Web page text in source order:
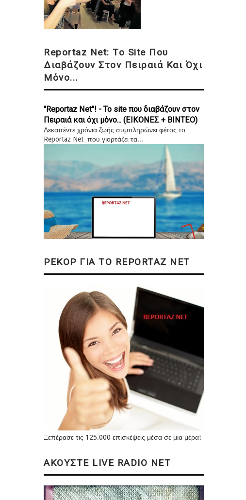
Reportaz Net: Το Site Που
Διαβάζουν Στον Πειραιά Και Όχι
Μόνο...
"Reportaz Net"! - Το site που διαβάζουν στον
Πειραιά και όχι μόνο... (ΕΙΚΟΝΕΣ + ΒΙΝΤΕΟ)
Δεκαπέντε χρόνια ζωής συμπληρώνει φέτος το
Reportaz Net που γιορτάζει τα...
ΡΕΚΟΡ ΓΙΑ ΤΟ REPORTAZ NET
Ξεπέρασε τις 125.000 επισκέψεις μέσα σε μια μέρα!
ΑΚΟΥΣΤΕ LIVE RADIO NET